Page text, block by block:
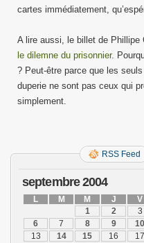
cartes immédiatement,
A lire aussi, le billet de Phillipe
le dilemne du prisonnier.
? Peut-être parce que les
duperie ne sont pas ceux qui
simplement.
RSS Feed
septembre 2004
L M M J V
1
2 3
6
7 8 9 10
13
14 15 16 17